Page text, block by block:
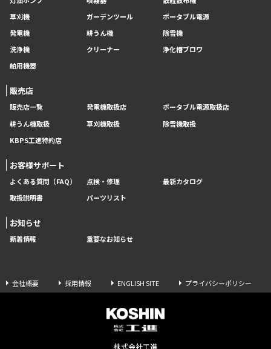
草刈機
ガーデンツール
ポータブル電源
発電機
耕うん機
除雪機
洗浄機
クリーナー
浄化槽ブロワ
舶用機器
販売店
販売店一覧 発電機取扱店
ポータブル電源取扱店
耕うん機取扱
草刈機取扱
除雪機取扱
KBPS工進特約店
お客様サポート
よくある質問（FAQ） 点検・修理
最新カタログ
取扱説明書
パーツリスト
お知らせ
新着情報 重要なお知らせ
会社概要 採用情報 ENGLISH SITE プライバシーポリシー
株式会社工進